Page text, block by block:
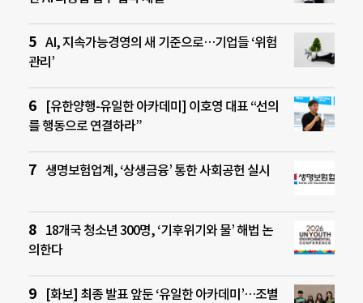
AI, 지속가능경영의 새 기준으로…기업들 ‘위험
관리’
[유한양행-유일한 아카데미] 이호영 대표 “선의
를 행동으로 연결하라”
생명보험업계, ‘상생금융’ 통한 사회공헌 실시
18개국 청소년 300명, ‘기후위기와 물’ 해법 논
의한다
[화보] 최종 발표 앞둔 ‘유일한 아카데미’…조별